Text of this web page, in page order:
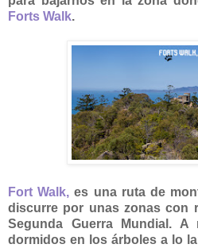
Forts Walk.
Fort Walk, es una ruta de
discurre por unas zonas con
Segunda Guerra Mundial.
dormidos en los árboles a lo